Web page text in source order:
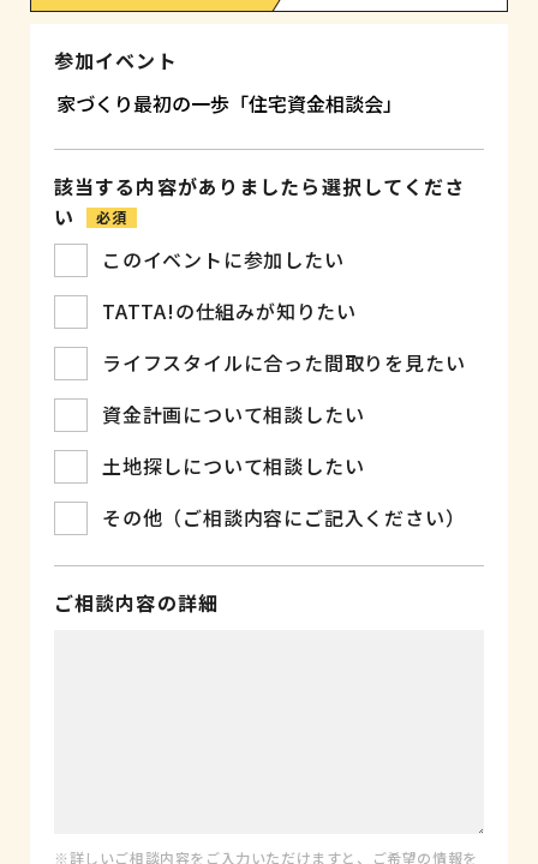
参加イベント
該当する内容がありましたら選択してくださ
い
必須
このイベントに参加したい
TATTA!の仕組みが知りたい
ライフスタイルに合った間取りを見たい
資金計画について相談したい
土地探しについて相談したい
その他（ご相談内容にご記入ください）
ご相談内容の詳細
※詳しいご相談内容をご入力いただけますと、ご希望の情報を